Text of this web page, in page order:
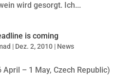
wird gesorgt. Ich...
is coming
| Dez. 2, 2010| News
April – 1 May, Czech Republic)